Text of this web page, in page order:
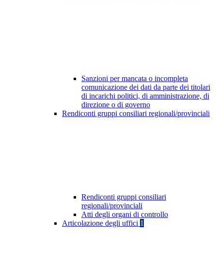
Sanzioni per mancata o incompleta
comunicazione dei dati da parte dei titolari
di incarichi politici, di amministrazione, di
direzione o di governo
Rendiconti gruppi consiliari regionali/provinciali
Rendiconti gruppi consiliari
regionali/provinciali
Atti degli organi di controllo
Articolazione degli uffici 1